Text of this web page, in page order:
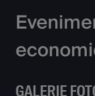
GALERIE